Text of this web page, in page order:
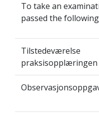
To take an
passed the
Tilstedeværelse
praksisopplæringen